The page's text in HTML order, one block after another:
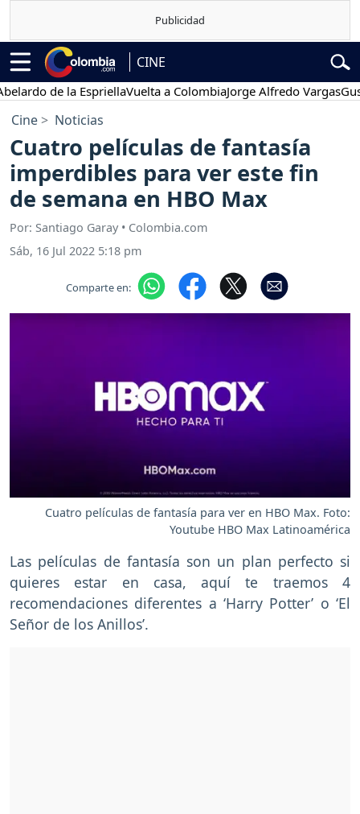
CINE
de la EspriellaVuelta a ColombiaJorge Alfredo VargasGustavo
Cine Noticias
Cuatro películas de fantasía
imperdibles para ver este fin
de semana en HBO Max
Por: Santiago Garay • Colombia.com
Sáb, 16 Jul 2022 5:18 pm
Comparte en:
Cuatro películas de fantasía para ver en HBO Max. Foto:
Youtube HBO Max Latinoamérica
Las películas de fantasía son un plan perfecto si
quieres estar en casa, aquí te traemos 4
recomendaciones diferentes a ‘Harry Potter’ o ‘El
Señor de los Anillos’.